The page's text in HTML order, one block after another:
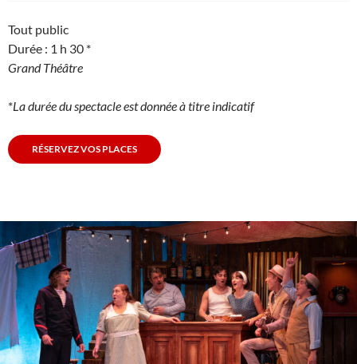
Tout public
Durée : 1 h 30 *
Grand Théâtre
*La durée du spectacle est donnée à titre indicatif
RÉSERVEZ VOS PLACES